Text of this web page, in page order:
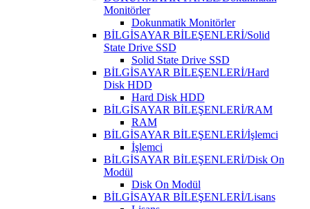
Monitörler
Dokunmatik Monitörler
BİLGİSAYAR BİLEŞENLERİ/Solid
State Drive SSD
Solid State Drive SSD
BİLGİSAYAR BİLEŞENLERİ/Hard
Disk HDD
Hard Disk HDD
BİLGİSAYAR BİLEŞENLERİ/RAM
RAM
BİLGİSAYAR BİLEŞENLERİ/İşlemci
İşlemci
BİLGİSAYAR BİLEŞENLERİ/Disk On
Modül
Disk On Modül
BİLGİSAYAR BİLEŞENLERİ/Lisans